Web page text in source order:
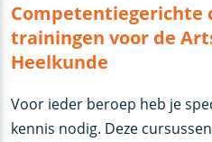
Competentiegerichte
trainingen voor de
Heelkunde
Voor ieder beroep heb je
kennis nodig. Deze